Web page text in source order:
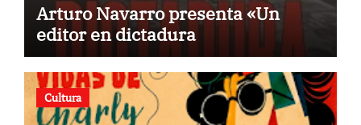
Arturo Navarro presenta «Un
editor en dictadura
Cultura